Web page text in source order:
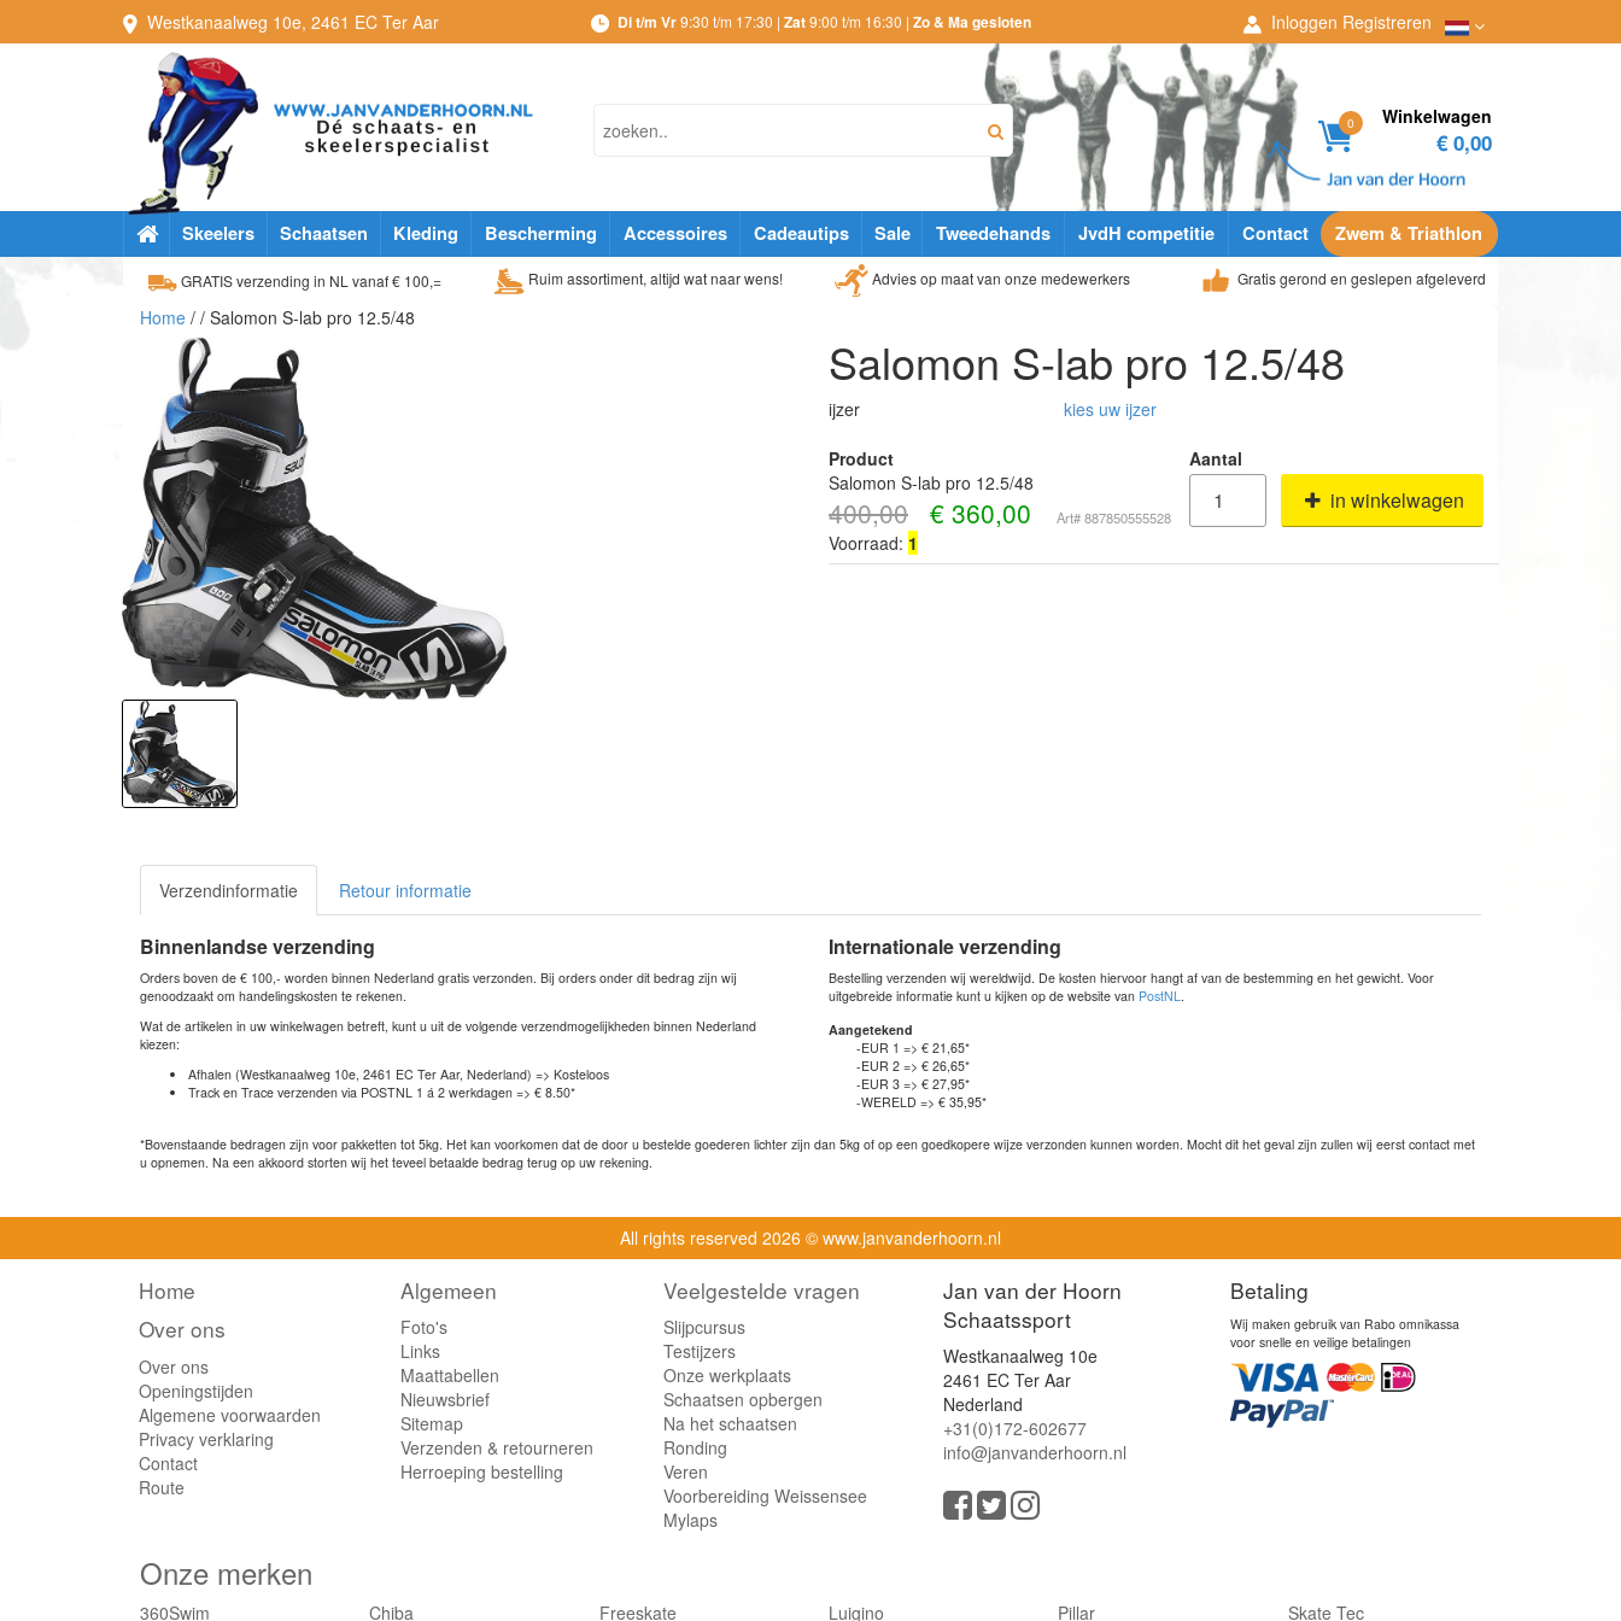
Westkanaalweg 10e, 2461 EC Ter Aar Di t/m Vr9:30 t/m 17:30 | Zat9:00 t/m 16:30 | Zo & Ma gesloten Inloggen Registreren
0 Winkelwagen
€ 0,00
Skeelers Schaatsen Kleding Bescherming Accessoires Cadeautips Sale Tweedehands JvdH competitie Contact Zwem & Triathlon
GRATIS verzending in NL vanaf € 100,= Ruim assortiment, altijd wat naar wens! Advies op maat van onze medewerkers Gratis gerond en geslepen afgeleverd
Home / / Salomon S-lab pro 12.5/48
Salomon S-lab pro 12.5/48
ijzer kies uw ijzer
Product
Aantal
Salomon S-lab pro 12.5/48
400,00 € 360,00 Art# 887850555528
in winkelwagen
Voorraad: 1
Verzendinformatie Retour informatie
Binnenlandse verzending
Orders boven de € 100,- worden binnen Nederland gratis verzonden. Bij orders onder dit bedrag zijn wij
genoodzaakt om handelingskosten te rekenen.
Wat de artikelen in uw winkelwagen betreft, kunt u uit de volgende verzendmogelijkheden binnen Nederland
kiezen:
Afhalen (Westkanaalweg 10e, 2461 EC Ter Aar, Nederland) => Kosteloos
Track en Trace verzenden via POSTNL 1 á 2 werkdagen => € 8.50*
Internationale verzending
Bestelling verzenden wij wereldwijd. De kosten hiervoor hangt af van de bestemming en het gewicht. Voor
uitgebreide informatie kunt u kijken op de website van PostNL
Aangetekend
-EUR 1 => € 21,65*
-EUR 2 => € 26,65*
-EUR 3 => € 27,95*
-WERELD => € 35,95*
*Bovenstaande bedragen zijn voor pakketten tot 5kg. Het kan voorkomen dat de door u bestelde goederen lichter zijn dan 5kg of op een goedkopere wijze verzonden kunnen worden. Mocht dit het geval zijn zullen wij eerst contact met
u opnemen. Na een akkoord storten wij het teveel betaalde bedrag terug op uw rekening.
All rights reserved 2026 © www.janvanderhoorn.nl
Home
Over ons
Over ons
Openingstijden
Algemene voorwaarden
Privacy verklaring
Contact
Route
Algemeen
Foto's
Links
Maattabellen
Nieuwsbrief
Sitemap
Verzenden & retourneren
Herroeping bestelling
Veelgestelde vragen
Slijpcursus
Testijzers
Onze werkplaats
Schaatsen opbergen
Na het schaatsen
Ronding
Veren
Voorbereiding Weissensee
Mylaps
Jan van der Hoorn
Schaatssport
Westkanaalweg 10e
2461 EC Ter Aar
Nederland
+31(0)172-602677
info@janvanderhoorn.nl
Betaling
Wij maken gebruik van Rabo omnikassa
voor snelle en veilige betalingen
Onze merken
360Swim Chiba Freeskate Luigino Pillar Skate Tec